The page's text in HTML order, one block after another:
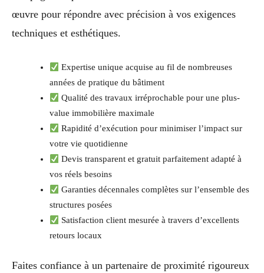
œuvre pour répondre avec précision à vos exigences
techniques et esthétiques.
Expertise unique acquise au fil de nombreuses
années de pratique du bâtiment
Qualité des travaux irréprochable pour une plus-
value immobilière maximale
Rapidité d’exécution pour minimiser l’impact sur
votre vie quotidienne
Devis transparent et gratuit parfaitement adapté à
vos réels besoins
Garanties décennales complètes sur l’ensemble des
structures posées
Satisfaction client mesurée à travers d’excellents
retours locaux
Faites confiance à un partenaire de proximité rigoureux